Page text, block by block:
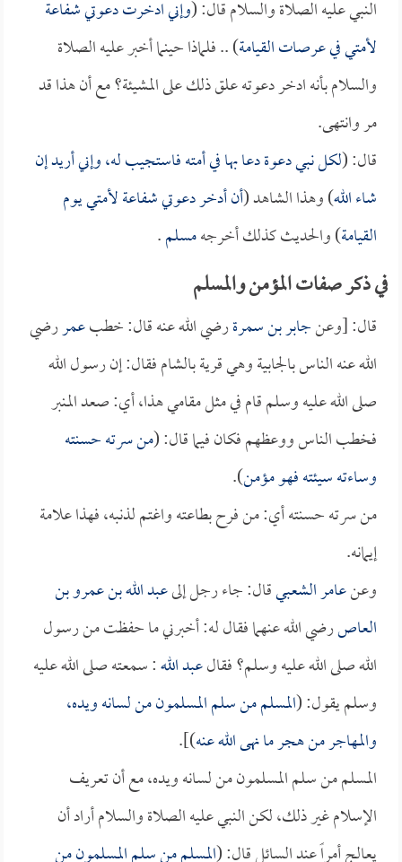
النبي عليه الصلاة والسلام قال: (وإني ادخرت دعوتي شفاعة
لأمتي في عرصات القيامة) .. فلماذا حينما أخبر عليه الصلاة
والسلام بأنه ادخر دعوته علق ذلك على المشيئة؟ مع أن هذا قد
مر وانتهى.
قال: (لكل نبي دعوة دعا بها في أمته فاستجيب له، وإني أريد إن
شاء الله) وهذا الشاهد (أن أدخر دعوتي شفاعة لأمتي يوم
القيامة) والحديث كذلك أخرجهمسلم.
في ذكر صفات المؤمن والمسلم
قال: [وعنجابر بن سمرةرضي الله عنه قال: خطبعمررضي
الله عنه الناس بالجابية وهي قرية بالشام فقال: إن رسول الله
صلى الله عليه وسلم قام في مثل مقامي هذا، أي: صعد المنبر
فخطب الناس ووعظهم فكان فيما قال: (من سرته حسنته
وساءته سيئته فهو مؤمن).
من سرته حسنته أي: من فرح بطاعته واغتم لذنبه، فهذا علامة
إيمانه.
وعنعامر الشعبيقال: جاء رجل إلىعبد الله بن عمرو بن
العاصرضي الله عنهما فقال له: أخبرني ما حفظت من رسول
الله صلى الله عليه وسلم؟ فقالعبد الله: سمعته صلى الله عليه
وسلم يقول: (المسلم من سلم المسلمون من لسانه ويده،
والمهاجر من هجر ما نهى الله عنه)].
المسلم من سلم المسلمون من لسانه ويده، مع أن تعريف
الإسلام غير ذلك، لكن النبي عليه الصلاة والسلام أراد أن